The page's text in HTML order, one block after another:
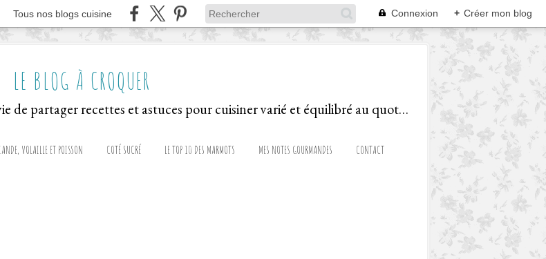
Tous nos blogs cuisine Connexion + Créer mon blog
LE BLOG À CROQUER
Le blog d'une Diététicienne Gourmande, ravie de partager recettes et astuces pour cuisiner varié et équilibré au quotidien!
VOLAILLE ET POISSON COTÉ SUCRÉ LE TOP 10 DES MARMOTS MES NOTES GOURMANDES CONTACT